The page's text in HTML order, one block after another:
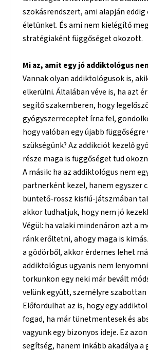
szokásrendszert, ami alapján eddig
életünket. És ami nem kielégítő
stratégiaként függőséget okozott.
Mi az, amit egy jó addiktológus
Vannak olyan addiktológusok is,
elkerülni. Általában véve is, ha azt
segítő szakemberen, hogy
gyógyszerreceptet írna fel,
hogy valóban egy újabb függőségre
szükségünk? Az addikciót kezelő
része maga is függőséget tud
A másik: ha az addiktológus nem
partnerként kezel, hanem egyszer
büntető-rossz kisfiú-játszmában
akkor tudhatjuk, hogy nem jó
Végül: ha valaki mindenáron azt a
ránk erőltetni, ahogy maga is
a gödörből, akkor érdemes lehet
addiktológus ugyanis nem
torkunkon egy neki már bevált
velünk együtt, személyre
Előfordulhat az is, hogy egy
fogad, ha már tünetmentesek és
vagyunk egy bizonyos ideje. Ez
segítség, hanem inkább akadálya a